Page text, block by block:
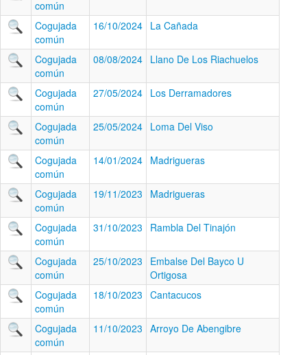
común
Cogujada
común
16/10/2024 La Cañada
Cogujada
común
08/08/2024 Llano De Los Riachuelos
Cogujada
común
27/05/2024 Los Derramadores
Cogujada
común
25/05/2024 Loma Del Viso
Cogujada
común
14/01/2024 Madrigueras
Cogujada
común
19/11/2023 Madrigueras
Cogujada
común
31/10/2023 Rambla Del Tinajón
Cogujada
común
25/10/2023
Embalse Del Bayco U
Ortigosa
Cogujada
común
18/10/2023 Cantacucos
Cogujada
común
11/10/2023 Arroyo De Abengibre